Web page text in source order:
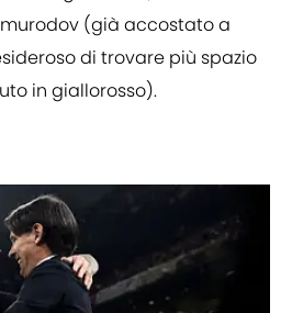
(già accostato a
di trovare più spazio
in giallorosso).